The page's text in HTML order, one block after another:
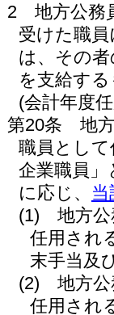
2
地方公務
受けた職
は、その
を支給す
(会計年度
第20条
地
職員とし
企業職員」
に応じ、
(1)
地方
任用され
末手当及
(2)
地方
任用され